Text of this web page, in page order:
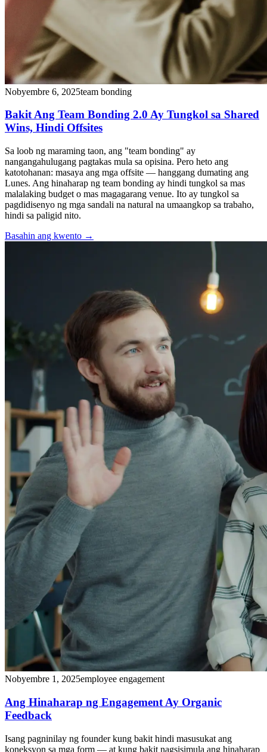
Nobyembre 6, 2025team bonding
Bakit Ang Team Bonding 2.0 Ay Tungkol sa Shared
Wins, Hindi Offsites
Sa loob ng maraming taon, ang "team bonding" ay
nangangahulugang pagtakas mula sa opisina. Pero heto ang
katotohanan: masaya ang mga offsite — hanggang dumating ang
Lunes. Ang hinaharap ng team bonding ay hindi tungkol sa mas
malalaking budget o mas magagarang venue. Ito ay tungkol sa
pagdidisenyo ng mga sandali na natural na umaangkop sa trabaho,
hindi sa paligid nito.
Basahin ang kwento →
Nobyembre 1, 2025employee engagement
Ang Hinaharap ng Engagement Ay Organic
Feedback
Isang pagninilay ng founder kung bakit hindi masusukat ang
koneksyon sa mga form — at kung bakit nagsisimula ang hinaharap